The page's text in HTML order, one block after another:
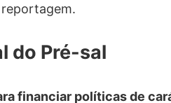
do Pré-sal
financiar políticas de